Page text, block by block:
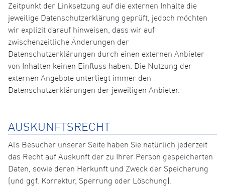
Zeitpunkt der Linksetzung auf die externen Inhalte die
jeweilige Datenschutzerklärung geprüft, jedoch möchten
wir explizit darauf hinweisen, dass wir auf
zwischenzeitliche Änderungen der
Datenschutzerklärungen durch einen externen Anbieter
von Inhalten keinen Einfluss haben. Die Nutzung der
externen Angebote unterliegt immer den
Datenschutzerklärungen der jeweiligen Anbieter.
AUSKUNFTSRECHT
Als Besucher unserer Seite haben Sie natürlich jederzeit
das Recht auf Auskunft der zu Ihrer Person gespeicherten
Daten, sowie deren Herkunft und Zweck der Speicherung
(und ggf. Korrektur, Sperrung oder Löschung).